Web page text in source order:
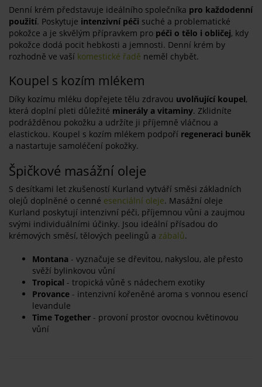
Denní krém představuje ideálního společníka pro každodenní
použití. Poskytuje intenzivní péči suché a problematické
pokožce a je skvělým přípravkem pro péči o tělo i obličej, kdy
pokožce dodá pocit hebkosti a jemnosti. Denní krém by
rozhodně ve vaší komestické řadě neměl chybět.
Koupel s kozím mlékem
Díky kozímu mléku dopřejete tělu zdravou uvolňující koupel,
která doplní pleti důležité minerály a vitaminy. Zklidníte
podrážděnou pokožku a udržíte ji příjemně vláčnou a
elastickou. Koupel s kozím mlékem podpoří regeneraci buněk
a nastartuje samoléčení pokožky.
Špičkové masážní oleje
S desítkami let zkušeností Kurland vytváří směsi základních
olejů doplněné o cenné esenciální oleje. Masážní oleje
Kurland poskytují intenzivní péči, příjemnou vůni a zaujmou
svými individuálními účinky. Jsou ideální přísadou do
krémových směsí, tělových peelingů a zábalů.
Montana - vyznačuje se dřevitou, nakyslou, ale přesto
svěží bylinkovou vůní
Tropical - tropická vůně s nádechem exotiky
Provance - intenzivní kořeněné aroma s vonnou esencí
levandule
Time Together - provoní prostor ovocnou květinovou
vůní